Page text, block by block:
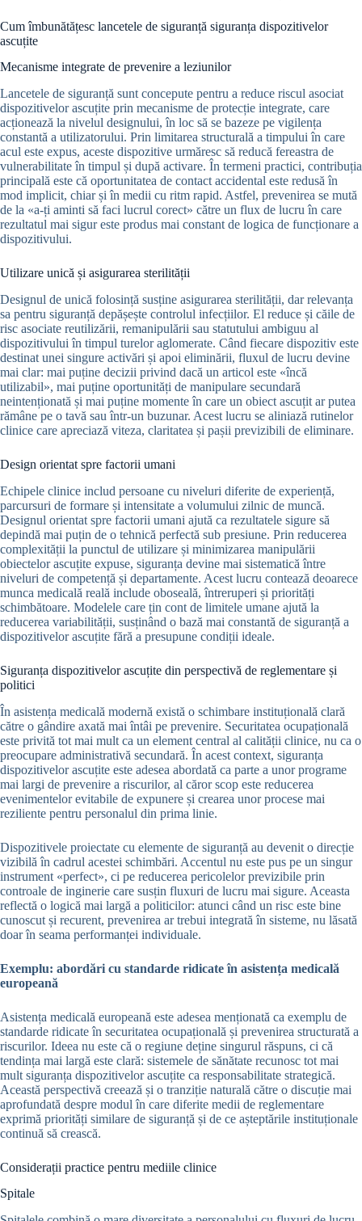
Cum îmbunătățesc lancetele de siguranță siguranța dispozitivelor
ascuțite
Mecanisme integrate de prevenire a leziunilor
Lancetele de siguranță sunt concepute pentru a reduce riscul asociat
dispozitivelor ascuțite prin mecanisme de protecție integrate, care
acționează la nivelul designului, în loc să se bazeze pe vigilența
constantă a utilizatorului. Prin limitarea structurală a timpului în care
acul este expus, aceste dispozitive urmăresc să reducă fereastra de
vulnerabilitate în timpul și după activare. În termeni practici, contribuția
principală este că oportunitatea de contact accidental este redusă în
mod implicit, chiar și în medii cu ritm rapid. Astfel, prevenirea se mută
de la «a-ți aminti să faci lucrul corect» către un flux de lucru în care
rezultatul mai sigur este produs mai constant de logica de funcționare a
dispozitivului.
Utilizare unică și asigurarea sterilității
Designul de unică folosință susține asigurarea sterilității, dar relevanța
sa pentru siguranță depășește controlul infecțiilor. El reduce și căile de
risc asociate reutilizării, remanipulării sau statutului ambiguu al
dispozitivului în timpul turelor aglomerate. Când fiecare dispozitiv este
destinat unei singure activări și apoi eliminării, fluxul de lucru devine
mai clar: mai puține decizii privind dacă un articol este «încă
utilizabil», mai puține oportunități de manipulare secundară
neintenționată și mai puține momente în care un obiect ascuțit ar putea
rămâne pe o tavă sau într-un buzunar. Acest lucru se aliniază rutinelor
clinice care apreciază viteza, claritatea și pașii previzibili de eliminare.
Design orientat spre factorii umani
Echipele clinice includ persoane cu niveluri diferite de experiență,
parcursuri de formare și intensitate a volumului zilnic de muncă.
Designul orientat spre factorii umani ajută ca rezultatele sigure să
depindă mai puțin de o tehnică perfectă sub presiune. Prin reducerea
complexității la punctul de utilizare și minimizarea manipulării
obiectelor ascuțite expuse, siguranța devine mai sistematică între
niveluri de competență și departamente. Acest lucru contează deoarece
munca medicală reală include oboseală, întreruperi și priorități
schimbătoare. Modelele care țin cont de limitele umane ajută la
reducerea variabilității, susținând o bază mai constantă de siguranță a
dispozitivelor ascuțite fără a presupune condiții ideale.
Siguranța dispozitivelor ascuțite din perspectivă de reglementare și
politici
În asistența medicală modernă există o schimbare instituțională clară
către o gândire axată mai întâi pe prevenire. Securitatea ocupațională
este privită tot mai mult ca un element central al calității clinice, nu ca o
preocupare administrativă secundară. În acest context, siguranța
dispozitivelor ascuțite este adesea abordată ca parte a unor programe
mai largi de prevenire a riscurilor, al căror scop este reducerea
evenimentelor evitabile de expunere și crearea unor procese mai
reziliente pentru personalul din prima linie.
Dispozitivele proiectate cu elemente de siguranță au devenit o direcție
vizibilă în cadrul acestei schimbări. Accentul nu este pus pe un singur
instrument «perfect», ci pe reducerea pericolelor previzibile prin
controale de inginerie care susțin fluxuri de lucru mai sigure. Aceasta
reflectă o logică mai largă a politicilor: atunci când un risc este bine
cunoscut și recurent, prevenirea ar trebui integrată în sisteme, nu lăsată
doar în seama performanței individuale.
Exemplu: abordări cu standarde ridicate în asistența medicală
europeană
Asistența medicală europeană este adesea menționată ca exemplu de
standarde ridicate în securitatea ocupațională și prevenirea structurată a
riscurilor. Ideea nu este că o regiune deține singurul răspuns, ci că
tendința mai largă este clară: sistemele de sănătate recunosc tot mai
mult siguranța dispozitivelor ascuțite ca responsabilitate strategică.
Această perspectivă creează și o tranziție naturală către o discuție mai
aprofundată despre modul în care diferite medii de reglementare
exprimă priorități similare de siguranță și de ce așteptările instituționale
continuă să crească.
Considerații practice pentru mediile clinice
Spitale